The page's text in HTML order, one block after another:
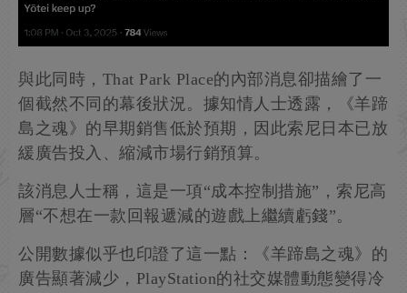
與此同時，That Park Place的內部消息卻描繪了一
個截然不同的幕後狀況。據知情人士透露，《羊蹄
島之魂》的早期銷售低於預期，因此索尼日本已放
緩廣告投入、縮減市場行銷預算。
該消息人士稱，這是一項“成本控制措施”，索尼高
層“不想在一款回報遞減的遊戲上繼續虧錢”。
公開數據似乎也印證了這一點：《羊蹄島之魂》的
廣告顯著減少，PlayStation的社交媒體動態變得冷